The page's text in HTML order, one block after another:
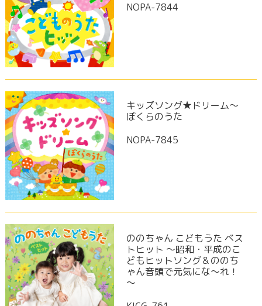
NOPA-7844
キッズソング★ドリーム〜
ぼくらのうた
NOPA-7845
ののちゃん こどもうた ベス
トヒット ～昭和・平成のこ
どもヒットソング＆ののち
ゃん音頭で元気にな～れ！
～